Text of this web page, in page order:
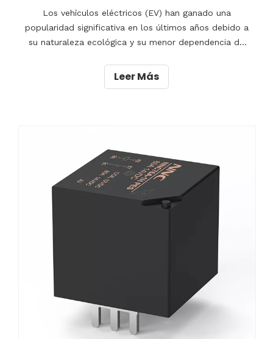
Los vehículos eléctricos (EV) han ganado una
popularidad significativa en los últimos años debido a
su naturaleza ecológica y su menor dependencia de
la demanda de vehículos eléctricos sigue
aumentando, también aumenta la necesidad de
Leer Más